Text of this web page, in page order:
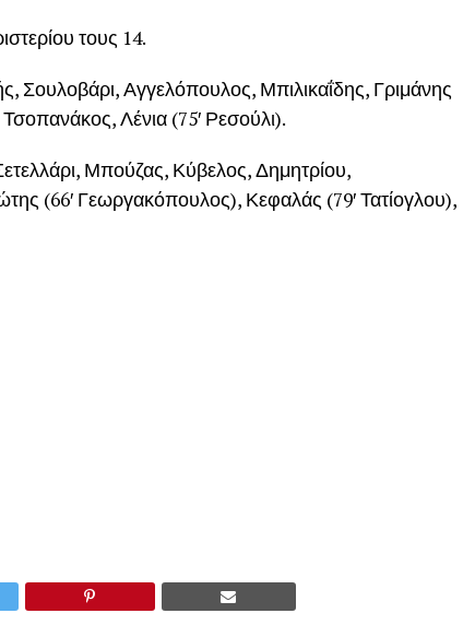
τους 14.
Αγγελόπουλος, Μπιλικαΐδης, Γριμάνης
Λένια (75′ Ρεσούλι).
Μπούζας, Κύβελος, Δημητρίου,
(66′ Γεωργακόπουλος), Κεφαλάς (79′ Τατίογλου),